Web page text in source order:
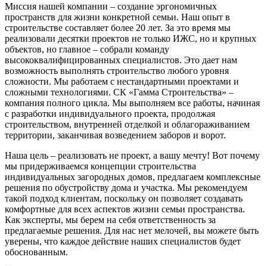
Миссия нашей компании – создание эргономичных
пространств для жизни конкретной семьи. Наш опыт в
строительстве составляет более 20 лет. За это время мы
реализовали десятки проектов не только ИЖС, но и крупных
объектов, но главное – собрали команду
высококвалифицированных специалистов. Это дает нам
возможность выполнять строительство любого уровня
сложности. Мы работаем с нестандартными проектами и
сложными технологиями. СК «Гамма Строительства» –
компания полного цикла. Мы выполняем все работы, начиная
с разработки индивидуального проекта, продолжая
строительством, внутренней отделкой и облагораживанием
территории, заканчивая возведением заборов и ворот.
Наша цель – реализовать не проект, а вашу мечту! Вот почему
мы придерживаемся концепции строительства
индивидуальных загородных домов, предлагаем комплексные
решения по обустройству дома и участка. Мы рекомендуем
такой подход клиентам, поскольку он позволяет создавать
комфортные для всех аспектов жизни семьи пространства.
Как эксперты, мы берем на себя ответственность за
предлагаемые решения. Для нас нет мелочей, вы можете быть
уверены, что каждое действие наших специалистов будет
обоснованным.